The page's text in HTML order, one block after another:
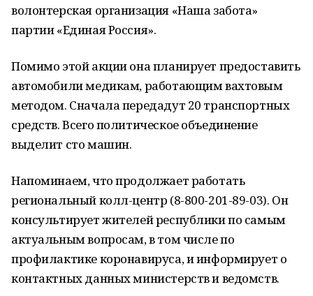
волонтерская организация «Наша забота»
партии «Единая Россия».
Помимо этой акции она планирует предоставить
автомобили медикам, работающим вахтовым
методом. Сначала передадут 20 транспортных
средств. Всего политическое объединение
выделит сто машин.
Напоминаем, что продолжает работать
региональный колл-центр (8-800-201-89-03). Он
консультирует жителей республики по самым
актуальным вопросам, в том числе по
профилактике коронавируса, и информирует о
контактных данных министерств и ведомств.